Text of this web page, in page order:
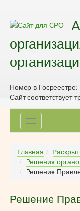
Номер в Госреестре:
Сайт соответствует
Toggle
navigation
Главная
Решения
Решение
Решение